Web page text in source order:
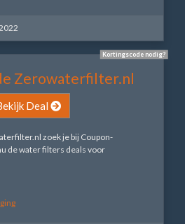
Kortingscode nodig?
Zerowaterfilter.nl
Deal
zoek je bij Coupon-
de water filters deals voor